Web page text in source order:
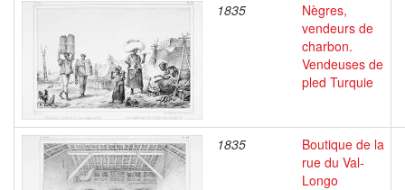
1835
Nègres,
vendeurs de
charbon.
Vendeuses de
pled Turquie
1835
Boutique de la
rue du Val-
Longo